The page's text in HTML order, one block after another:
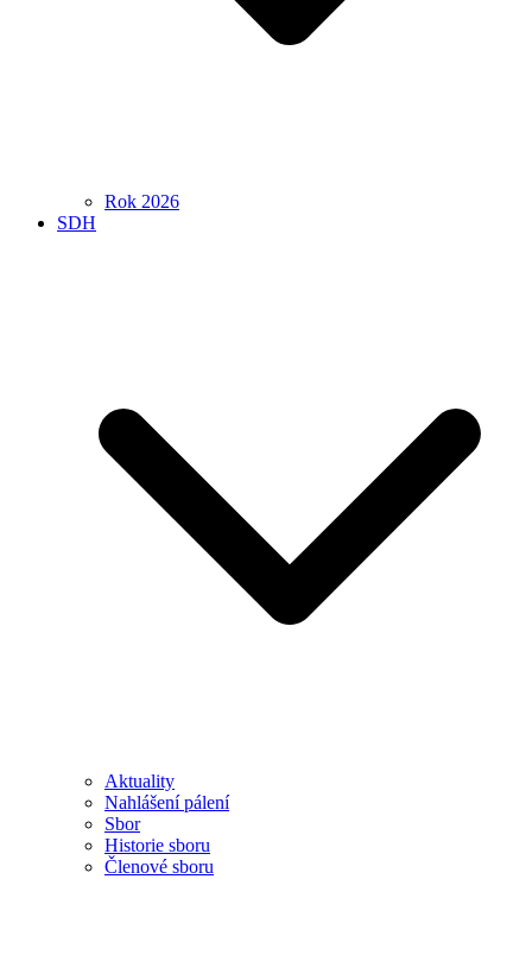
Rok 2026
SDH
Aktuality
Nahlášení pálení
Sbor
Historie sboru
Členové sboru